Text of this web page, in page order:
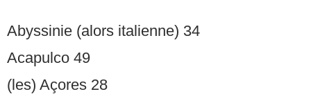
Abyssinie (alors italienne) 34
Acapulco 49
(les) Açores 28